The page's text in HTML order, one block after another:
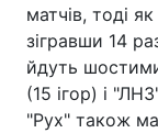
матчів, тоді
зігравши 14
йдуть
(15 ігор) і
"Рух" також